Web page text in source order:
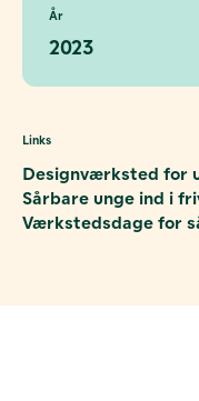
År
2023
Links
Designværksted for
Sårbare unge ind i
Værkstedsdage for